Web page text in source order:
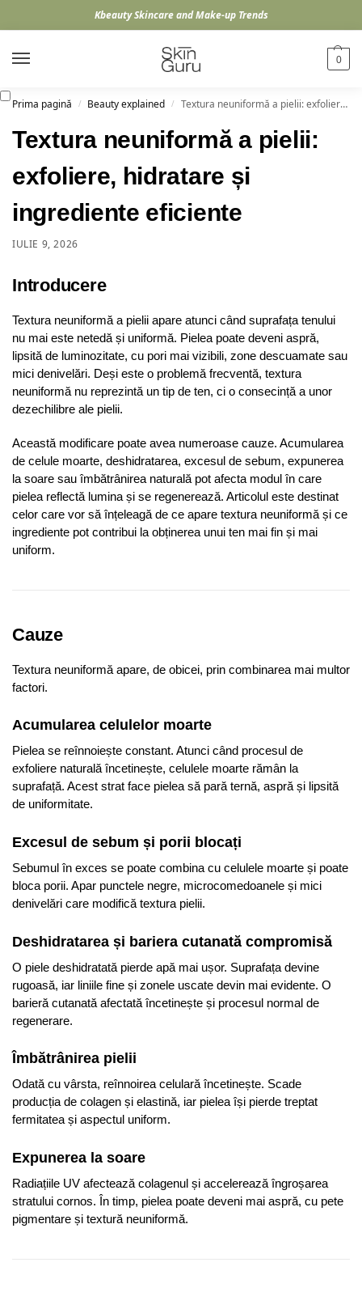
Kbeauty Skincare and Make-up Trends
0
Prima pagină / Beauty explained / Textura neuniformă a pielii: exfoliere, hidratare și ingrediente eficiente
Textura neuniformă a pielii:
exfoliere, hidratare și
ingrediente eficiente
IULIE 9, 2026
Introducere
Textura neuniformă a pielii apare atunci când suprafața tenului
nu mai este netedă și uniformă. Pielea poate deveni aspră,
lipsită de luminozitate, cu pori mai vizibili, zone descuamate sau
mici denivelări. Deși este o problemă frecventă, textura
neuniformă nu reprezintă un tip de ten, ci o consecință a unor
dezechilibre ale pielii.
Această modificare poate avea numeroase cauze. Acumularea
de celule moarte, deshidratarea, excesul de sebum, expunerea
la soare sau îmbătrânirea naturală pot afecta modul în care
pielea reflectă lumina și se regenerează. Articolul este destinat
celor care vor să înțeleagă de ce apare textura neuniformă și ce
ingrediente pot contribui la obținerea unui ten mai fin și mai
uniform.
Cauze
Textura neuniformă apare, de obicei, prin combinarea mai multor
factori.
Acumularea celulelor moarte
Pielea se reînnoiește constant. Atunci când procesul de
exfoliere naturală încetinește, celulele moarte rămân la
suprafață. Acest strat face pielea să pară ternă, aspră și lipsită
de uniformitate.
Excesul de sebum și porii blocați
Sebumul în exces se poate combina cu celulele moarte și poate
bloca porii. Apar punctele negre, microcomedoanele și mici
denivelări care modifică textura pielii.
Deshidratarea și bariera cutanată compromisă
O piele deshidratată pierde apă mai ușor. Suprafața devine
rugoasă, iar liniile fine și zonele uscate devin mai evidente. O
barieră cutanată afectată încetinește și procesul normal de
regenerare.
Îmbătrânirea pielii
Odată cu vârsta, reînnoirea celulară încetinește. Scade
producția de colagen și elastină, iar pielea își pierde treptat
fermitatea și aspectul uniform.
Expunerea la soare
Radiațiile UV afectează colagenul și accelerează îngroșarea
stratului cornos. În timp, pielea poate deveni mai aspră, cu pete
pigmentare și textură neuniformă.